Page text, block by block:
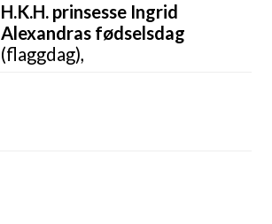
H.K.H. prinsesse Ingrid
Alexandras fødselsdag
(flaggdag),